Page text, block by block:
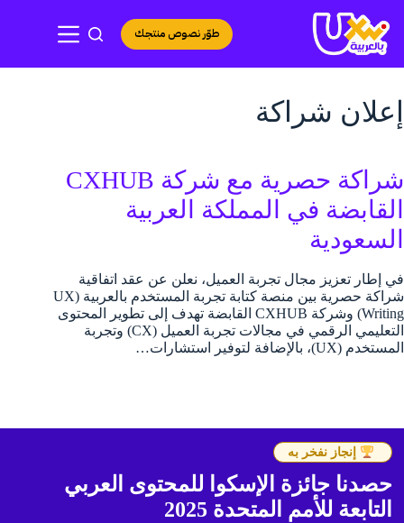
إلى
المحتوى
طوّر نصوص منتجك
إعلان شراكة
شراكة حصرية مع شركة CXHUB
القابضة في المملكة العربية
السعودية
في إطار تعزيز مجال تجربة العميل، نعلن عن عقد اتفاقية
شراكة حصرية بين منصة كتابة تجربة المستخدم بالعربية (UX
Writing) وشركة CXHUB القابضة تهدف إلى تطوير المحتوى
التعليمي الرقمي في مجالات تجربة العميل (CX) وتجربة
المستخدم (UX)، بالإضافة لتوفير استشارات…
إنجاز نفخر به
حصدنا جائزة الإسكوا للمحتوى العربي
التابعة للأمم المتحدة 2025